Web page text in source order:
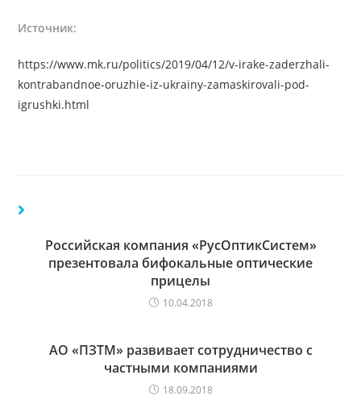
Источник:
https://www.mk.ru/politics/2019/04/12/v-irake-zaderzhali-
kontrabandnoe-oruzhie-iz-ukrainy-zamaskirovali-pod-
igrushki.html
Российская компания «РусОптикСистем»
презентовала бифокальные оптические
прицелы
10.04.2018
АО «ПЗТМ» развивает сотрудничество с
частными компаниями
18.09.2018